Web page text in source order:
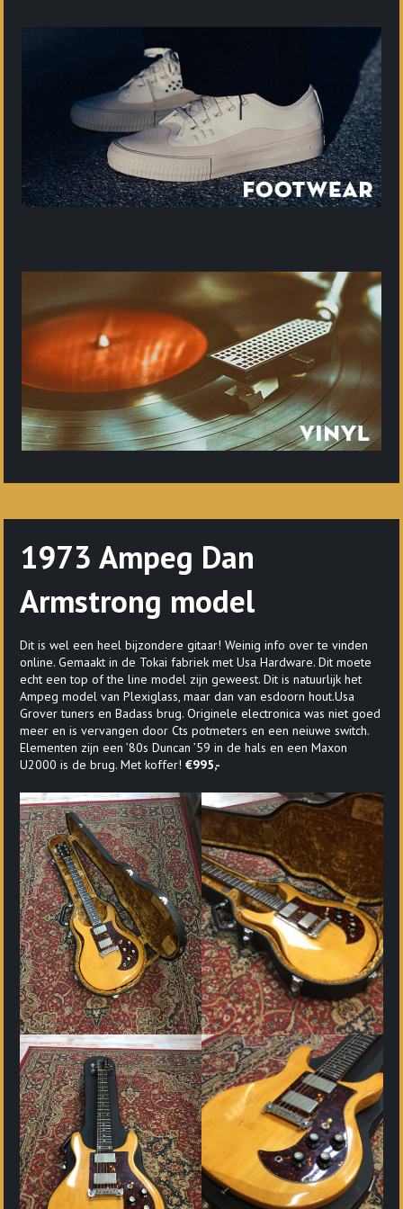
1973 Ampeg Dan
Armstrong model
Dit is wel een heel bijzondere gitaar! Weinig info over te vinden
online. Gemaakt in de Tokai fabriek met Usa Hardware. Dit moete
echt een top of the line model zijn geweest. Dit is natuurlijk het
Ampeg model van Plexiglass, maar dan van esdoorn hout.Usa
Grover tuners en Badass brug. Originele electronica was niet goed
meer en is vervangen door Cts potmeters en een neiuwe switch.
Elementen zijn een ’80s Duncan ’59 in de hals en een Maxon
U2000 is de brug. Met koffer!€995,-